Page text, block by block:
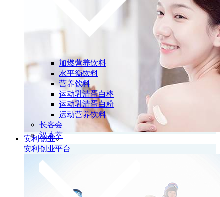
安利创业
安利创业平台
加燃营养饮料
水平衡饮料
营养饮料
运动乳清蛋白棒
运动乳清蛋白粉
运动营养饮料
长客会
汉本萃